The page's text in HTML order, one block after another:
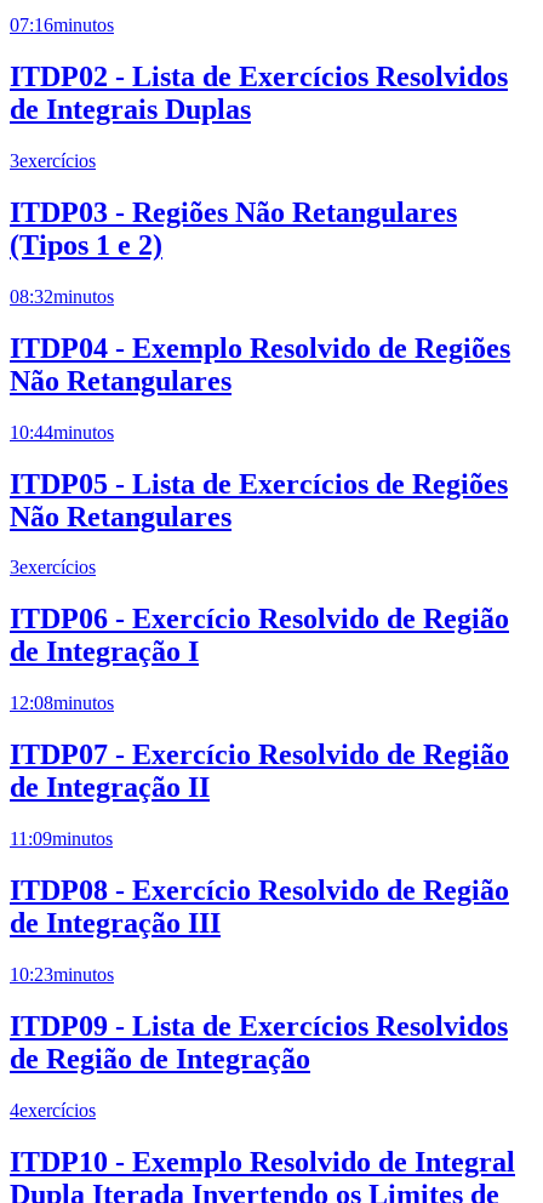
07:16minutos
ITDP02 - Lista de Exercícios Resolvidos
de Integrais Duplas
3exercícios
ITDP03 - Regiões Não Retangulares
(Tipos 1 e 2)
08:32minutos
ITDP04 - Exemplo Resolvido de Regiões
Não Retangulares
10:44minutos
ITDP05 - Lista de Exercícios de Regiões
Não Retangulares
3exercícios
ITDP06 - Exercício Resolvido de Região
de Integração I
12:08minutos
ITDP07 - Exercício Resolvido de Região
de Integração II
11:09minutos
ITDP08 - Exercício Resolvido de Região
de Integração III
10:23minutos
ITDP09 - Lista de Exercícios Resolvidos
de Região de Integração
4exercícios
ITDP10 - Exemplo Resolvido de Integral
Dupla Iterada Invertendo os Limites de